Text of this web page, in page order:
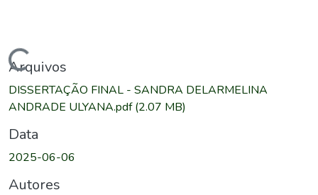
Carregando...
Arquivos
DISSERTAÇÃO FINAL - SANDRA DELARMELINA
ANDRADE ULYANA.pdf(2.07 MB)
Data
2025-06-06
Autores